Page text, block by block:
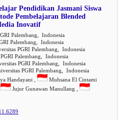
Pendidikan Jasmani Siswa
Pembelajaran Blended
Inovatif
Palembang, Indonesia
Palembang, Indonesia
PGRI Palembang, Indonesia
Palembang, Indonesia
PGRI Palembang, Indonesia
PGRI Palembang, Indonesia
Handayani ,
Muhsana El Cintami
Jujur Gunawan Manullang ,